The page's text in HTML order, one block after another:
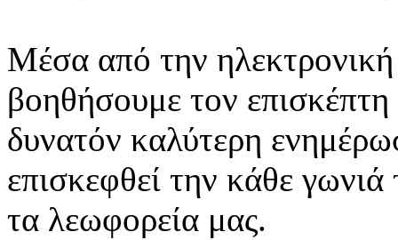
Μέσα από την ηλεκτρονική
βοηθήσουμε τον
δυνατόν καλύτερη
επισκεφθεί την κάθε
τα λεωφορεία μας.